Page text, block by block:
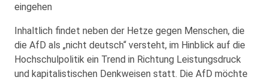
eingehen
Inhaltlich findet neben der Hetze gegen Menschen, die
die AfD als „nicht deutsch“ versteht, im Hinblick auf die
Hochschulpolitik ein Trend in Richtung Leistungsdruck
und kapitalistischen Denkweisen statt. Die AfD möchte